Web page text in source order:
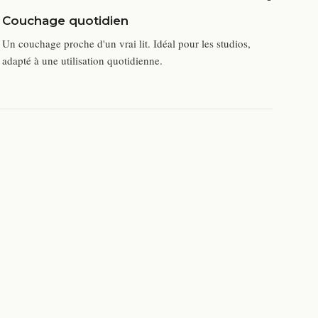
Couchage quotidien
Un couchage proche d'un vrai lit. Idéal pour les studios,
adapté à une utilisation quotidienne.